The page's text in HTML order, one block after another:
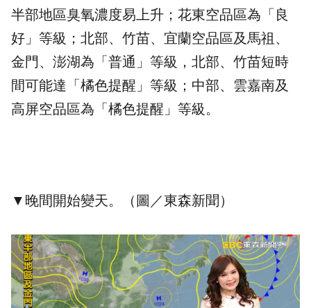
半部地區臭氧濃度易上升；花東空品區為「良
好」等級；北部、竹苗、宜蘭空品區及馬祖、
金門、澎湖為「普通」等級，北部、竹苗短時
間可能達「橘色提醒」等級；中部、雲嘉南及
高屏空品區為「橘色提醒」等級。
▼晚間開始變天。（圖／東森新聞）